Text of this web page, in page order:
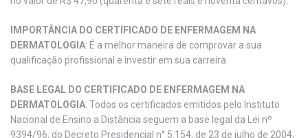
IMPORTÂNCIA DO CERTIFICADO DE ENFERMAGEM NA
DERMATOLOGIA: É a melhor maneira de comprovar a sua
qualificação profissional e investir em sua carreira
BASE LEGAL DO CERTIFICADO DE ENFERMAGEM NA
DERMATOLOGIA: Todos os certificados emitidos pelo Instituto
Nacional de Ensino a Distância seguem a base legal da Lei nº
9394/96, do Decreto Presidencial n° 5.154, de 23 de julho de 2004,